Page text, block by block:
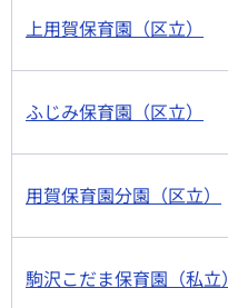
上用賀保育園（区立）
ふじみ保育園（区立）
用賀保育園分園（区立）
駒沢こだま保育園（私立）